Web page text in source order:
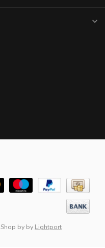
Shop by by Lightport